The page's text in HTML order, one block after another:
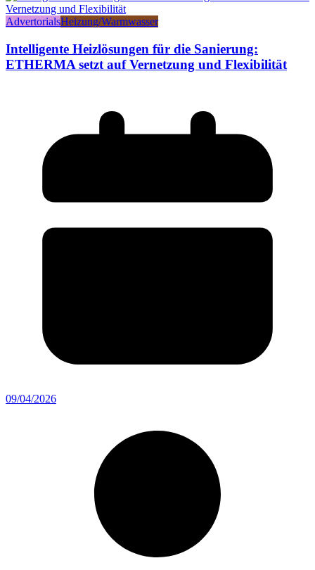
AdvertorialsHeizung/Warmwasser
Intelligente Heizlösungen für die Sanierung:
ETHERMA setzt auf Vernetzung und Flexibilität
09/04/2026